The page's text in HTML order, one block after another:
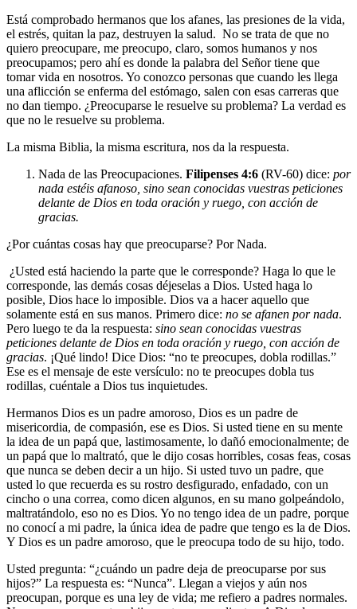
Está comprobado hermanos que los afanes, las presiones de la vida,
el estrés, quitan la paz, destruyen la salud. No se trata de que no
quiero preocupare, me preocupo, claro, somos humanos y nos
preocupamos; pero ahí es donde la palabra del Señor tiene que
tomar vida en nosotros. Yo conozco personas que cuando les llega
una aflicción se enferma del estómago, salen con esas carreras que
no dan tiempo. ¿Preocuparse le resuelve su problema? La verdad es
que no le resuelve su problema.
La misma Biblia, la misma escritura, nos da la respuesta.
Nada de las Preocupaciones. Filipenses 4:6 (RV-60) dice: por
nada estéis afanoso, sino sean conocidas vuestras peticiones
delante de Dios en toda oración y ruego, con acción de
gracias.
¿Por cuántas cosas hay que preocuparse? Por Nada.
¿Usted está haciendo la parte que le corresponde? Haga lo que le
corresponde, las demás cosas déjeselas a Dios. Usted haga lo
posible, Dios hace lo imposible. Dios va a hacer aquello que
solamente está en sus manos. Primero dice: no se afanen por nada.
Pero luego te da la respuesta: sino sean conocidas vuestras
peticiones delante de Dios en toda oración y ruego, con acción de
gracias. ¡Qué lindo! Dice Dios: “no te preocupes, dobla rodillas.”
Ese es el mensaje de este versículo: no te preocupes dobla tus
rodillas, cuéntale a Dios tus inquietudes.
Hermanos Dios es un padre amoroso, Dios es un padre de
misericordia, de compasión, ese es Dios. Si usted tiene en su mente
la idea de un papá que, lastimosamente, lo dañó emocionalmente; de
un papá que lo maltrató, que le dijo cosas horribles, cosas feas, cosas
que nunca se deben decir a un hijo. Si usted tuvo un padre, que
usted lo que recuerda es su rostro desfigurado, enfadado, con un
cincho o una correa, como dicen algunos, en su mano golpeándolo,
maltratándolo, eso no es Dios. Yo no tengo idea de un padre, porque
no conocí a mi padre, la única idea de padre que tengo es la de Dios.
Y Dios es un padre amoroso, que le preocupa todo de su hijo, todo.
Usted pregunta: “¿cuándo un padre deja de preocuparse por sus
hijos?” La respuesta es: “Nunca”. Llegan a viejos y aún nos
preocupan, porque es una ley de vida; me refiero a padres normales.